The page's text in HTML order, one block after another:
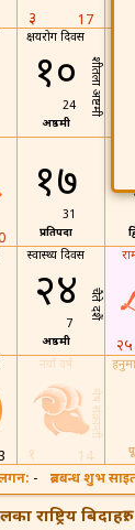
३ 17
क्षयरोग दिवस
शीतला अष्टमी
१०
24
अष्ठमी
१७
31
प्रतिपदा
स्वास्थ्य दिवस
चैते दशैं
२४
7
अष्ठमी २५
नयाँ वर्ष
मेष संक्रान्ती
१ 14
- ब्रतबन्ध शुभ
राष्ट्रिय बिदाहरु: